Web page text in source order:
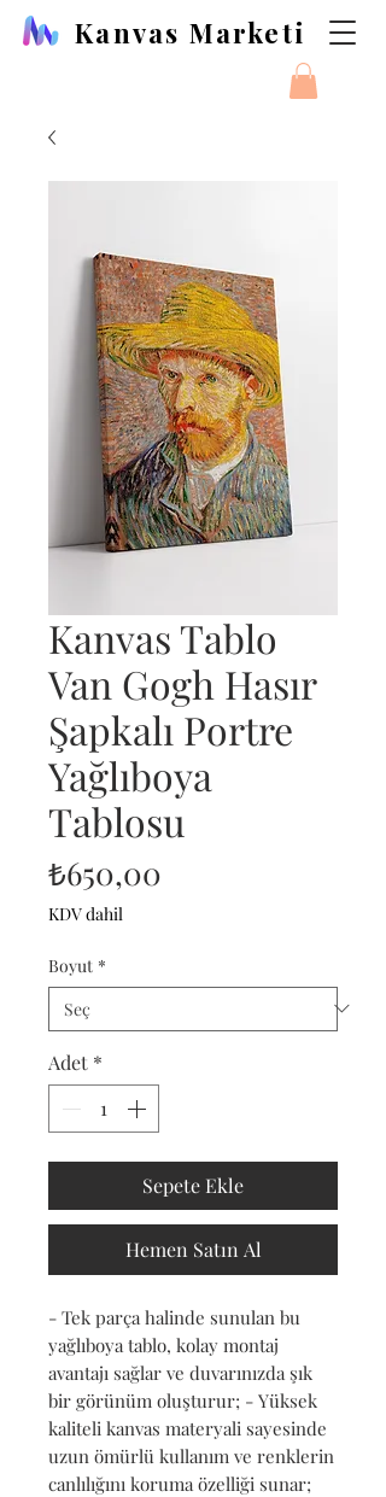
Kanvas Marketi
Kanvas Tablo
Van Gogh Hasır
Şapkalı Portre
Yağlıboya
Tablosu
₺650,00
KDV dahil
Boyut *
Adet *
Sepete Ekle
Hemen Satın Al
- Tek parça halinde sunulan bu
yağlıboya tablo, kolay montaj
avantajı sağlar ve duvarınızda şık
bir görünüm oluşturur; - Yüksek
kaliteli kanvas materyali sayesinde
uzun ömürlü kullanım ve renklerin
canlılığını koruma özelliği sunar;